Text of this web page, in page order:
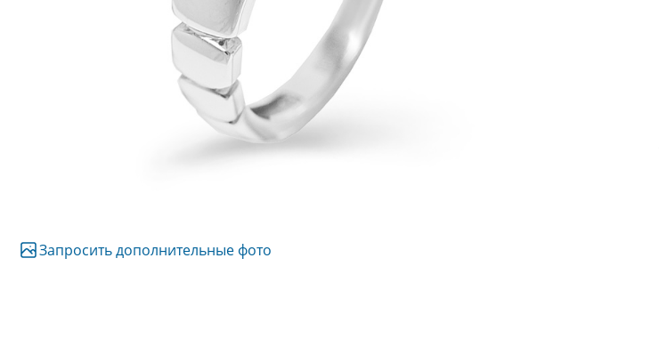
Запросить дополнительные фото